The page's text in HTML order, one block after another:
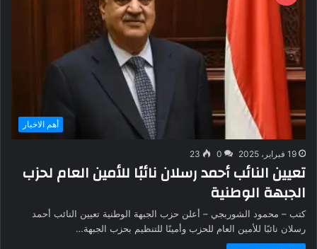
أهم الاخبار
19 فبراير، 2025 0
23
تعيين النائب أحمد رسلان نائبًا للأمين العام لحزب
الجبهة الوطنية
كتب – محمود الشوربجي – أعلن حزب الجبهة الوطنية تعيين النائب أحمد
رسلان نائبًا للأمين العام للحزب وأمينًا للتنظيم بحزب الجبهة…